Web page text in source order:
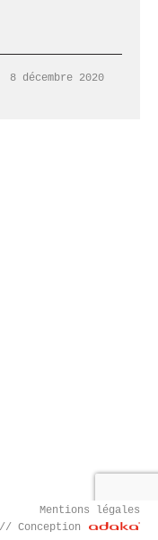
8 décembre 2020
Mentions légales
// Conception